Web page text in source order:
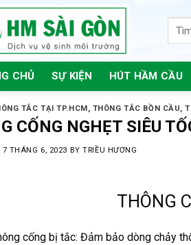
CHỦ SỰ KIỆN HÚT HẦM CẦU
TẮC TẠI TP.HCM, THÔNG TẮC BỒN CẦU,
CỐNG NGHẸT SIÊU
7 THÁNG 6, 2023 BYTRIỀU HƯƠNG
THÔNG
cống bị tắc: Đảm bảo dòng chảy